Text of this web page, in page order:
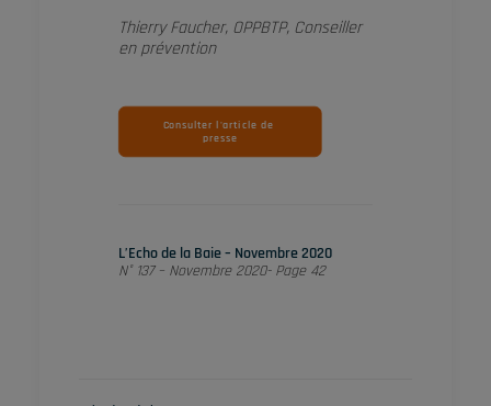
Thierry Faucher, OPPBTP, Conseiller
en prévention
Consulter l'article de
presse
L’Echo de la Baie – Novembre 2020
N° 137 – Novembre 2020- Page 42